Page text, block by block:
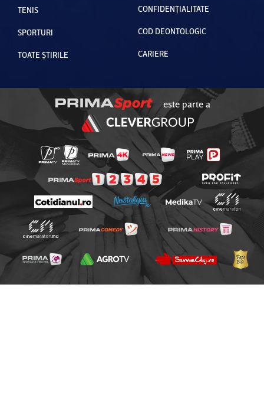
TENIS
SPORTURI
TOATE ȘTIRILE
CONFIDENȚIALITATE
COD DEONTOLOGIC
CARIERE
este parte a